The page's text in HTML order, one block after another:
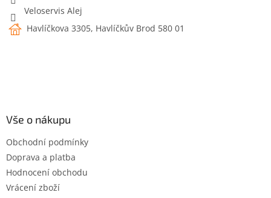
Veloservis Alej
Havlíčkova 3305, Havlíčkův Brod 580 01
Vše o nákupu
Obchodní podmínky
Doprava a platba
Hodnocení obchodu
Vrácení zboží